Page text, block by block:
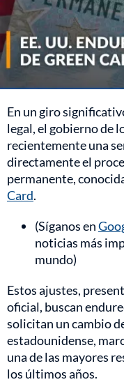
En un giro
legal, el gobierno de
recientemente una
directamente el
permanente,
Card.
(Síganos en
noticias más
mundo)
Estos ajustes,
oficial, buscan
solicitan un cambio
estadounidense,
una de las mayores
los últimos años.